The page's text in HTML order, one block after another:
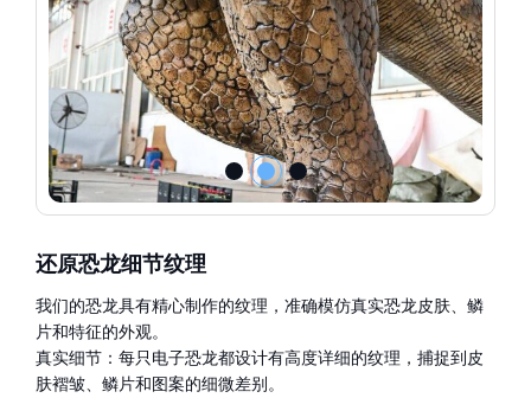
还原恐龙细节纹理
我们的恐龙具有精心制作的纹理，准确模仿真实恐龙皮肤、鳞
片和特征的外观。
真实细节：每只电子恐龙都设计有高度详细的纹理，捕捉到皮
肤褶皱、鳞片和图案的细微差别。